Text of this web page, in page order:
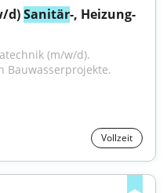
d) Sanitär-, Heizung-
(m/w/d).
Bauwasserprojekte.
Vollzeit